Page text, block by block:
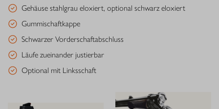
Gehäuse stahlgrau eloxiert, optional schwarz eloxiert
Gummischaftkappe
Schwarzer Vorderschaftabschluss
Läufe zueinander justierbar
Optional mit Linksschaft